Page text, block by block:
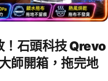
石頭科技 Qrevo
師開箱，拖完地